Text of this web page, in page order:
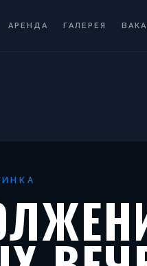
АРЕНДА ГАЛЕРЕЯ